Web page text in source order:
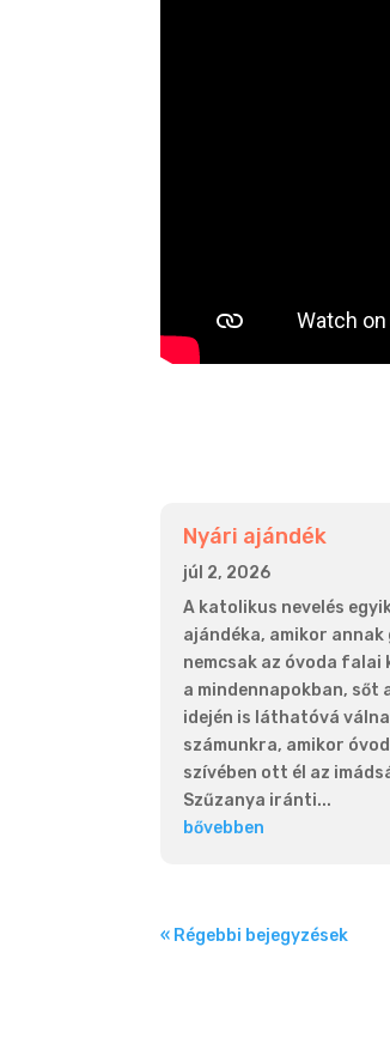
Nyári ajándék
júl 2, 2026
A katolikus nevelés
ajándéka, amikor annak
nemcsak az óvoda falai
a mindennapokban, sőt
idején is láthatóvá
számunkra, amikor
szívében ott él az
Szűzanya iránti...
bővebben
« Régebbi bejegyzések